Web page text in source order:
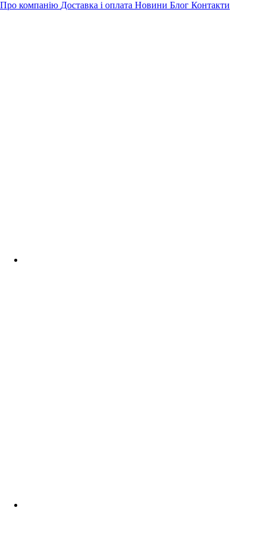
Про компанію Доставка і оплата Новини Блог Контакти